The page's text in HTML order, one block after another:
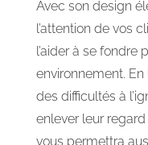
Avec son design
l’attention de vos
l’aider à se fondre
environnement.
des difficultés à
enlever leur
vous permettra